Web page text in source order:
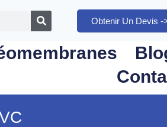
Obtenir Un Devis -